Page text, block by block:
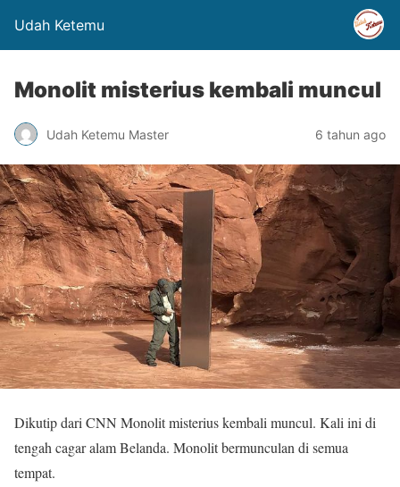
Udah Ketemu
Monolit misterius kembali muncul
Udah Ketemu Master 6 tahun ago
Dikutip dari CNN Monolit misterius kembali muncul. Kali ini di
tengah cagar alam Belanda. Monolit bermunculan di semua
tempat.